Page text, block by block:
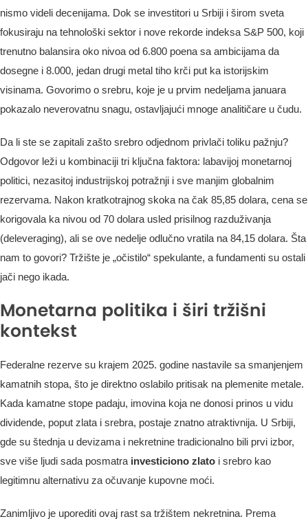
nismo videli decenijama. Dok se investitori u Srbiji i širom sveta
fokusiraju na tehnološki sektor i nove rekorde indeksa S&P 500, koji
trenutno balansira oko nivoa od 6.800 poena sa ambicijama da
dosegne i 8.000, jedan drugi metal tiho krči put ka istorijskim
visinama. Govorimo o srebru, koje je u prvim nedeljama januara
pokazalo neverovatnu snagu, ostavljajući mnoge analitičare u čudu.
Da li ste se zapitali zašto srebro odjednom privlači toliku pažnju?
Odgovor leži u kombinaciji tri ključna faktora: labavijoj monetarnoj
politici, nezasitoj industrijskoj potražnji i sve manjim globalnim
rezervama. Nakon kratkotrajnog skoka na čak 85,85 dolara, cena se
korigovala ka nivou od 70 dolara usled prisilnog razduživanja
(deleveraging), ali se ove nedelje odlučno vratila na 84,15 dolara. Šta
nam to govori? Tržište je „očistilo“ spekulante, a fundamenti su ostali
jači nego ikada.
Monetarna politika i širi tržišni
kontekst
Federalne rezerve su krajem 2025. godine nastavile sa smanjenjem
kamatnih stopa, što je direktno oslabilo pritisak na plemenite metale.
Kada kamatne stope padaju, imovina koja ne donosi prinos u vidu
dividende, poput zlata i srebra, postaje znatno atraktivnija. U Srbiji,
gde su štednja u devizama i nekretnine tradicionalno bili prvi izbor,
sve više ljudi sada posmatra investiciono zlato i srebro kao
legitimnu alternativu za očuvanje kupovne moći.
Zanimljivo je uporediti ovaj rast sa tržištem nekretnina. Prema